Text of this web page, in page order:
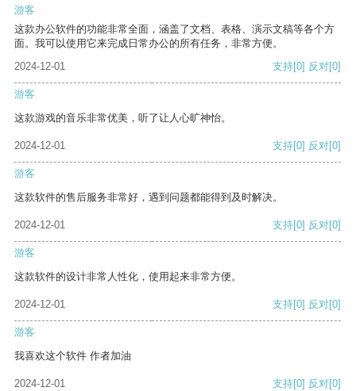
游客
这款办公软件的功能非常全面，涵盖了文档、表格、演示文稿等各个方
面。我可以使用它来完成日常办公的所有任务，非常方便。
2024-12-01
支持[0] 反对[0]
游客
这款游戏的音乐非常优美，听了让人心旷神怡。
2024-12-01 支持[0] 反对[0]
游客
这款软件的售后服务非常好，遇到问题都能得到及时解决。
2024-12-01 支持[0] 反对[0]
游客
这款软件的设计非常人性化，使用起来非常方便。
2024-12-01 支持[0] 反对[0]
游客
我喜欢这个软件 作者加油
2024-12-01 支持[0] 反对[0]